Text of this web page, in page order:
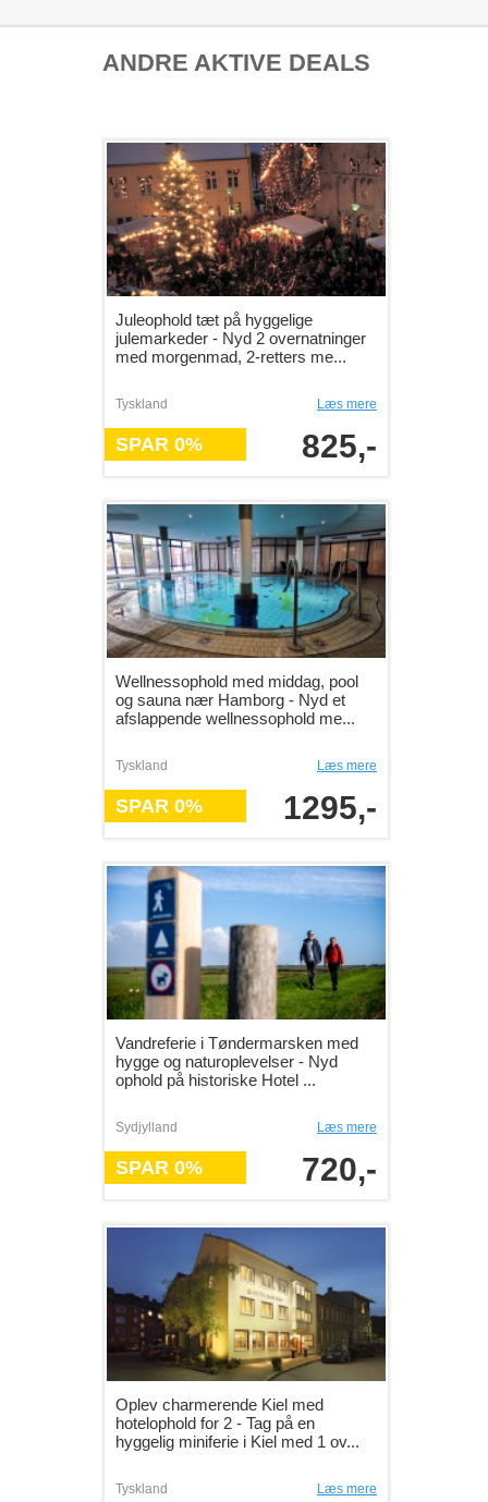
ANDRE AKTIVE DEALS
Juleophold tæt på hyggelige
julemarkeder - Nyd 2 overnatninger
med morgenmad, 2-retters me...
Tyskland Læs mere
SPAR 0% 825,-
Wellnessophold med middag, pool
og sauna nær Hamborg - Nyd et
afslappende wellnessophold me...
Tyskland Læs mere
SPAR 0% 1295,-
Vandreferie i Tøndermarsken med
hygge og naturoplevelser - Nyd
ophold på historiske Hotel ...
Sydjylland Læs mere
SPAR 0% 720,-
Oplev charmerende Kiel med
hotelophold for 2 - Tag på en
hyggelig miniferie i Kiel med 1 ov...
Tyskland Læs mere